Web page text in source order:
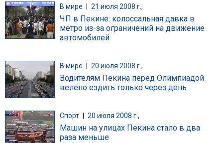
В мире | 21 июля 2008 г.,
ЧП в Пекине: колоссальная давка в
метро из-за ограничений на движение
автомобилей
В мире 20 июля 2008 г.,
Водителям Пекина перед Олимпиадой
велено ездить только через день
Спорт 20 июля 2008 г.,
Машин на улицах Пекина стало в два
раза меньше